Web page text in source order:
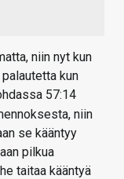
niin nyt kun
kun
57:14
niin
se kääntyy
pilkua
taitaa kääntyä